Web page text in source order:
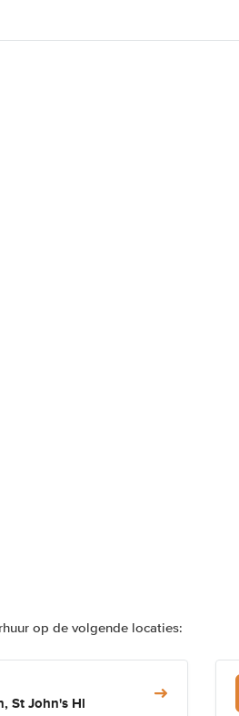
op de volgende locaties:
St John's Hl